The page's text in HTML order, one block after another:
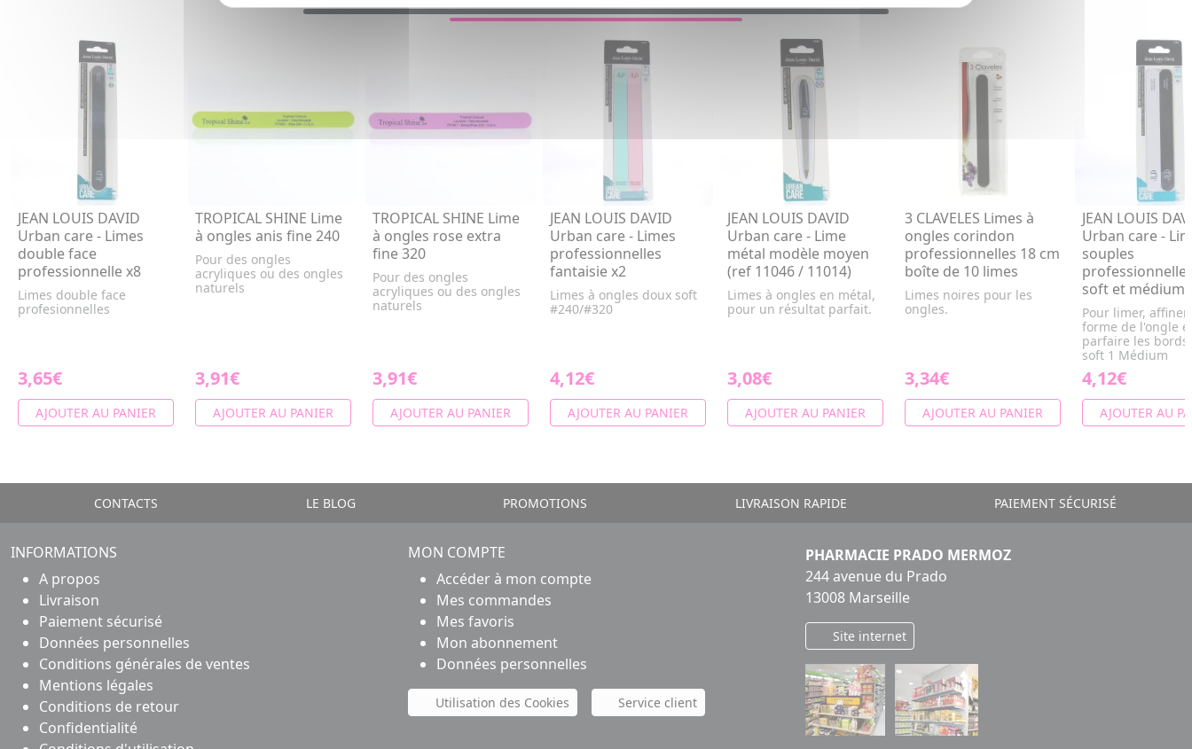
JEAN LOUIS DAVID
Urban care - Limes
double face
professionnelle x8
Limes double face
profesionnelles
3,65€
AJOUTER AU PANIER
TROPICAL SHINE Lime
à ongles anis fine 240
Pour des ongles
acryliques ou des ongles
naturels
3,91€
AJOUTER AU PANIER
TROPICAL SHINE Lime
à ongles rose extra
fine 320
Pour des ongles
acryliques ou des ongles
naturels
3,91€
AJOUTER AU PANIER
JEAN LOUIS DAVID
Urban care - Limes
professionnelles
fantaisie x2
Limes à ongles doux soft
#240/#320
4,12€
AJOUTER AU PANIER
JEAN LOUIS DAVID
Urban care - Lime
métal modèle moyen
(ref 11046 / 11014)
Limes à ongles en métal,
pour un résultat parfait.
3,08€
AJOUTER AU PANIER
3 CLAVELES Limes à
ongles corindon
professionnelles 18 cm
boîte de 10 limes
Limes noires pour les
ongles.
3,34€
AJOUTER AU PANIER
JEAN LOUIS
Urban care -
souples
soft et médium
Pour limer, affiner
forme de l'ongle
parfaire les
soft 1 Médium
4,12€
AJOUTER AU
CONTACTS LE BLOG PROMOTIONS LIVRAISON RAPIDE PAIEMENT SÉCURISÉ
INFORMATIONS
A propos
Livraison
Paiement sécurisé
Données personnelles
Conditions générales de ventes
Mentions légales
Conditions de retour
Confidentialité
MON COMPTE
Accéder à mon compte
Mes commandes
Mes favoris
Mon abonnement
Données personnelles
Utilisation des Cookies Service client
PHARMACIE PRADO MERMOZ
244 avenue du Prado
13008 Marseille
Site internet